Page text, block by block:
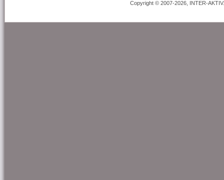
Copyright © 2007-2026, INTER-